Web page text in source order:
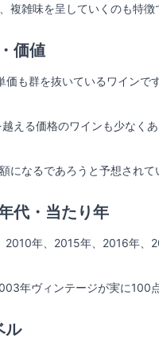
雑味を呈していくのも特徴
価値​
も群を抜いているワインで
える価格のワインも少なくあ
なるであろうと予想されて
代・当たり年
年、2015年、2016年、
年ヴィンテージが実に100
ル